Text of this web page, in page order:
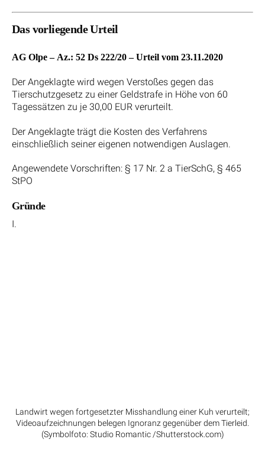
Das vorliegende Urteil
AG Olpe – Az.: 52 Ds 222/20 – Urteil vom 23.11.2020
Der Angeklagte wird wegen Verstoßes gegen das
Tierschutzgesetz zu einer Geldstrafe in Höhe von 60
Tagessätzen zu je 30,00 EUR verurteilt.
Der Angeklagte trägt die Kosten des Verfahrens
einschließlich seiner eigenen notwendigen Auslagen.
Angewendete Vorschriften: § 17 Nr. 2 a TierSchG, § 465
StPO
Gründe
I.
Landwirt wegen fortgesetzter Misshandlung einer Kuh verurteilt;
Videoaufzeichnungen belegen Ignoranz gegenüber dem Tierleid.
(Symbolfoto: Studio Romantic /Shutterstock.com)